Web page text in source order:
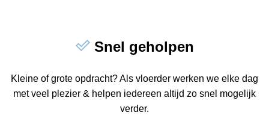
Snel geholpen
Kleine of grote opdracht? Als vloerder werken we elke dag
met veel plezier & helpen iedereen altijd zo snel mogelijk
verder.